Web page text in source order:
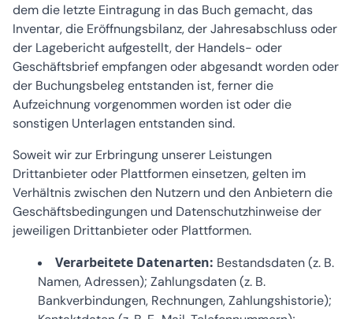
dem die letzte Eintragung in das Buch gemacht, das
Inventar, die Eröffnungsbilanz, der Jahresabschluss oder
der Lagebericht aufgestellt, der Handels- oder
Geschäftsbrief empfangen oder abgesandt worden oder
der Buchungsbeleg entstanden ist, ferner die
Aufzeichnung vorgenommen worden ist oder die
sonstigen Unterlagen entstanden sind.
Soweit wir zur Erbringung unserer Leistungen
Drittanbieter oder Plattformen einsetzen, gelten im
Verhältnis zwischen den Nutzern und den Anbietern die
Geschäftsbedingungen und Datenschutzhinweise der
jeweiligen Drittanbieter oder Plattformen.
Verarbeitete Datenarten: Bestandsdaten (z. B.
Namen, Adressen); Zahlungsdaten (z. B.
Bankverbindungen, Rechnungen, Zahlungshistorie);